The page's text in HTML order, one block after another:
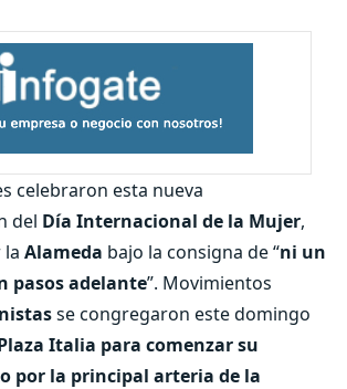
celebraron esta nueva
del Día Internacional de la Mujer,
Alameda bajo la consigna de “ni un
pasos adelante”. Movimientos
se congregaron este domingo
Italia para comenzar su
por la principal arteria de la